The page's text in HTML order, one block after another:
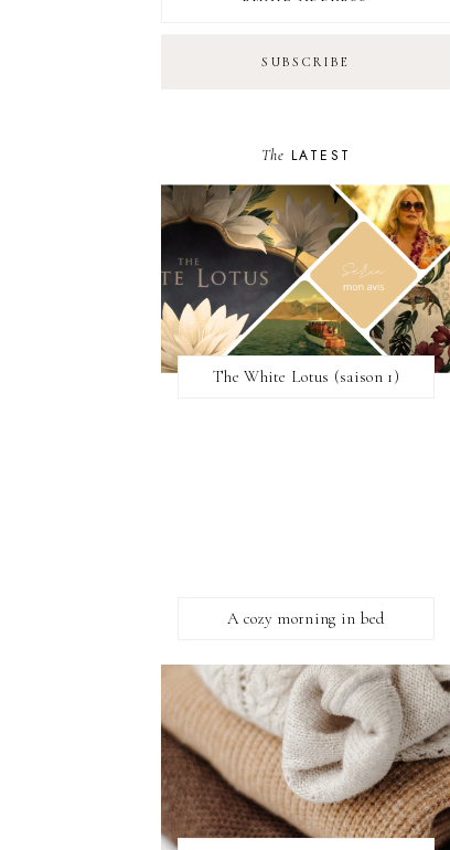
The LATEST
The White Lotus (saison 1)
A cozy morning in bed